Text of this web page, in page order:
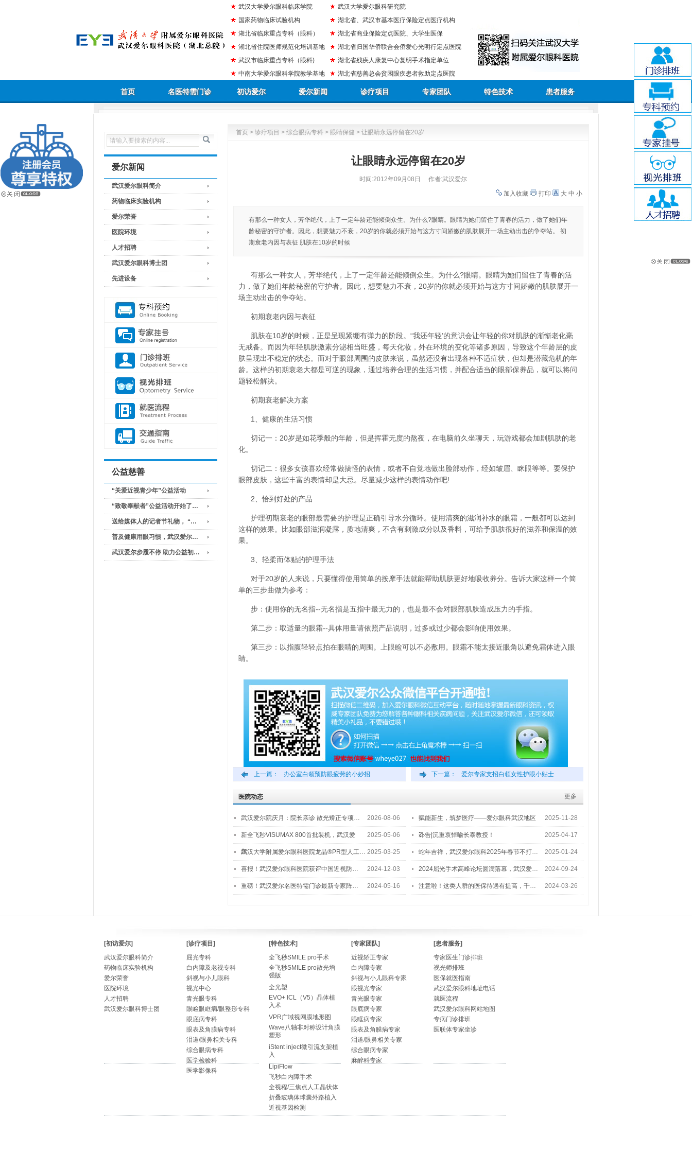
武汉大学爱尔眼科临床学院
国家药物临床试验机构
湖北省临床重点专科（眼科）
湖北省住院医师规范化培训基地
武汉市临床重点专科（眼科)
中南大学爱尔眼科学院教学基地
武汉大学爱尔眼科研究院
湖北省、武汉市基本医疗保险定点医疗机构
湖北省商业保险定点医院、大学生医保
湖北省归国华侨联合会侨爱心光明行定点医院
湖北省残疾人康复中心复明手术指定单位
湖北省慈善总会贫困眼疾患者救助定点医院
首页 名医特需门诊 初访爱尔 爱尔新闻 诊疗项目 专家团队 特色技术 患者服务
爱尔新闻
武汉爱尔眼科简介
药物临床实验机构
爱尔荣誉
医院环境
人才招聘
武汉爱尔眼科博士团
先进设备
公益慈善
“关爱近视青少年”公益活动
“致敬奉献者”公益活动开始了…
送给媒体人的记者节礼物， “…
普及健康用眼习惯，武汉爱尔…
武汉爱尔步履不停 助力公益初…
首页 > 诊疗项目 > 综合眼病专科 > 眼睛保健 > 让眼睛永远停留在20岁
让眼睛永远停留在20岁
时间:2012年09月08日
作者:武汉爱尔
加入收藏
打印 大 中 小
有那么一种女人，芳华绝代，上了一定年龄还能倾倒众生。为什么?眼睛。眼睛为她们留住了青春的活力，做了她们年
龄秘密的守护者。因此，想要魅力不衰，20岁的你就必须开始与这方寸间娇嫩的肌肤展开一场主动出击的争夺站。 初
期衰老内因与表征 肌肤在10岁的时候
有那么一种女人，芳华绝代，上了一定年龄还能倾倒众生。为什么?眼睛。眼睛为她们留住了青春的活
力，做了她们年龄秘密的守护者。因此，想要魅力不衰，20岁的你就必须开始与这方寸间娇嫩的肌肤展开一
场主动出击的争夺站。
初期衰老内因与表征
肌肤在10岁的时候，正是呈现紧绷有弹力的阶段。“我还年轻’的意识会让年轻的你对肌肤的渐惭老化毫
无戒备。而因为年轻肌肤激素分泌相当旺盛，每天化妆，外在环境的变化等诸多原因，导致这个年龄层的皮
肤呈现出不稳定的状态。而对于眼部周围的皮肤来说，虽然还没有出现各种不适症状，但却是潜藏危机的年
龄。这样的初期衰老大都是可逆的现象，通过培养合理的生活习惯，并配合适当的眼部保养品，就可以将问
题轻松解决。
初期衰老解决方案
1、健康的生活习惯
切记一：20岁是如花季般的年龄，但是挥霍无度的熬夜，在电脑前久坐聊天，玩游戏都会加剧肌肤的老
化。
切记二：很多女孩喜欢经常做搞怪的表情，或者不自觉地做出脸部动作，经如皱眉、眯眼等等。要保护
眼部皮肤，这些丰富的表情却是大忌。尽量减少这样的表情动作吧!
2、恰到好处的产品
护理初期衰老的眼部最需要的护理是正确引导水分循环。使用清爽的滋润补水的眼霜，一般都可以达到
这样的效果。比如眼部滋润凝露，质地清爽，不含有刺激成分以及香料，可给予肌肤很好的滋养和保温的效
果。
3、轻柔而体贴的护理手法
对于20岁的人来说，只要懂得使用简单的按摩手法就能帮助肌肤更好地吸收养分。告诉大家这样一个简
单的三步曲做为参考：
步：使用你的无名指--无名指是五指中最无力的，也是最不会对眼部肌肤造成压力的手指。
第二步：取适量的眼霜--具体用量请依照产品说明，过多或过少都会影响使用效果。
第三步：以指腹轻轻点拍在眼睛的周围。上眼睑可以不必敷用。眼霜不能太接近眼角以避免霜体进入眼
睛。
上一篇： 办公室白领预防眼疲劳的小妙招 下一篇： 爱尔专家支招白领女性护眼小贴士
更多
医院动态
武汉爱尔院庆月：院长亲诊 散光矫正专项… 2026-08-06 赋能新生，筑梦医疗——爱尔眼科武汉地区
2…
2025-11-28
新全飞秒VISUMAX 800首批装机，武汉爱
尔…
2025-05-06 讣告|沉重哀悼喻长泰教授！ 2025-04-17
武汉大学附属爱尔眼科医院龙晶®PR型人工… 2025-03-25 蛇年吉祥，武汉爱尔眼科2025年春节不打… 2025-01-24
喜报！武汉爱尔眼科医院获评中国近视防… 2024-12-03 2024屈光手术高峰论坛圆满落幕，武汉爱… 2024-09-24
重磅！武汉爱尔名医特需门诊最新专家阵… 2024-05-16 注意啦！这类人群的医保待遇有提高，千… 2024-03-26
[初访爱尔]
武汉爱尔眼科简介
药物临床实验机构
爱尔荣誉
医院环境
人才招聘
武汉爱尔眼科博士团
[诊疗项目]
屈光专科
白内障及老视专科
斜视与小儿眼科
视光中心
青光眼专科
眼睑眼眶病/眼整形专科
眼底病专科
眼表及角膜病专科
泪道/眼鼻相关专科
综合眼病专科
医学检验科
医学影像科
[特色技术]
全飞秒SMILE pro手术
全飞秒SMILE pro散光增
强版
全光塑
EVO+ ICL（V5）晶体植
入术
VPR广域视网膜地形图
Wave八轴非对称设计角膜
塑形
iStent inject微引流支架植
入
LipiFlow
飞秒白内障手术
全视程/三焦点人工晶状体
折叠玻璃体球囊外路植入
近视基因检测
[专家团队]
近视矫正专家
白内障专家
斜视与小儿眼科专家
眼视光专家
青光眼专家
眼底病专家
眼眶病专家
眼表及角膜病专家
泪道/眼鼻相关专家
综合眼病专家
麻醉科专家
[患者服务]
专家医生门诊排班
视光师排班
医保就医指南
武汉爱尔眼科地址电话
就医流程
武汉爱尔眼科网站地图
专病门诊排班
医联体专家坐诊